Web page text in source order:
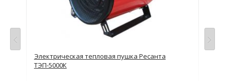
Электрическая тепловая пушка Ресанта
ТЭП-5000К